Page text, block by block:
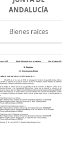
ANDALUCÍA
Bienes raíces